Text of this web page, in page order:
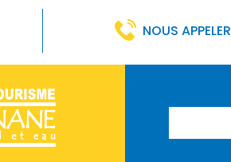
NOUS APPELER